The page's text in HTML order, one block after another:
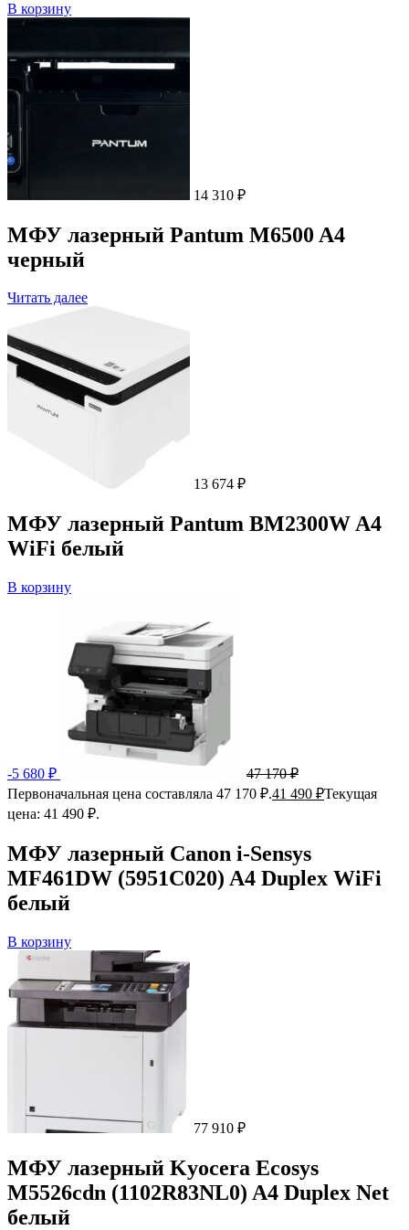
В корзину
14 310 ₽
МФУ лазерный Pantum M6500 A4
черный
Читать далее
13 674 ₽
МФУ лазерный Pantum BM2300W A4
WiFi белый
В корзину
-5 680 ₽ 47 170₽
Первоначальная цена составляла 47 170 ₽.41 490 ₽Текущая
цена: 41 490 ₽.
МФУ лазерный Canon i-Sensys
MF461DW (5951C020) A4 Duplex WiFi
белый
В корзину
77 910 ₽
МФУ лазерный Kyocera Ecosys
M5526cdn (1102R83NL0) A4 Duplex Net
белый